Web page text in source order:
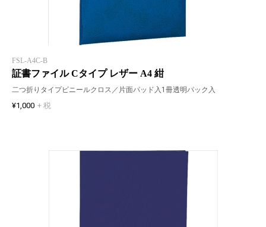
FSL-A4C-B
証書ファイル Cタイプ レザー A4 紺
二つ折りタイプビニールクロス／片面パッド入1冊透明パック入
¥1,000 + 税